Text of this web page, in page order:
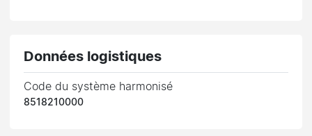
Données logistiques
Code du système harmonisé
8518210000